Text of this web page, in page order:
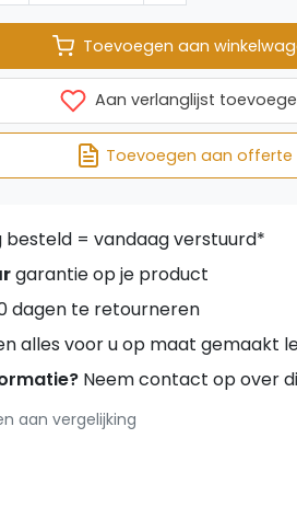
Toevoegen aan
Aan verlanglijst
Toevoegen aan offerte
besteld = vandaag verstuurd*
garantie op je product
dagen te retourneren
alles voor u op maat gemaakt
Neem contact op over
aan vergelijking